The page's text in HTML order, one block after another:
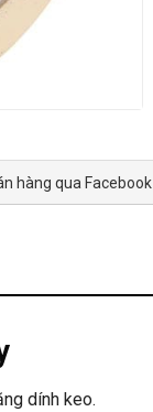
hàng qua Facebook
dính keo.